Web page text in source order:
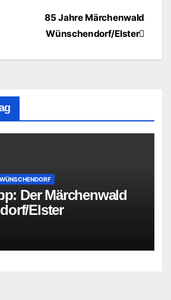
85 Jahre Märchenwald
Wünschendorf/Elster
WÜNSCHENDORF
Der Märchenwald
Elster